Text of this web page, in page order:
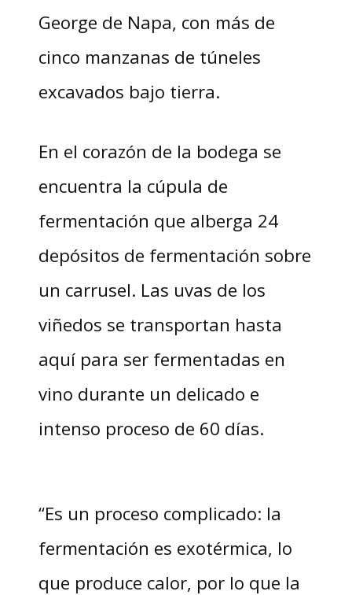
George de Napa, con más de
cinco manzanas de túneles
excavados bajo tierra.
En el corazón de la bodega se
encuentra la cúpula de
fermentación que alberga 24
depósitos de fermentación sobre
un carrusel. Las uvas de los
viñedos se transportan hasta
aquí para ser fermentadas en
vino durante un delicado e
intenso proceso de 60 días.
“Es un proceso complicado: la
fermentación es exotérmica, lo
que produce calor, por lo que la